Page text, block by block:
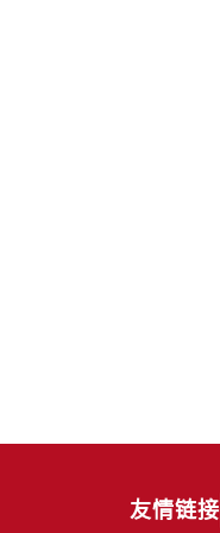
友情链接